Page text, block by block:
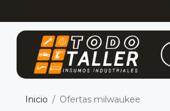
Inicio Ofertas milwaukee